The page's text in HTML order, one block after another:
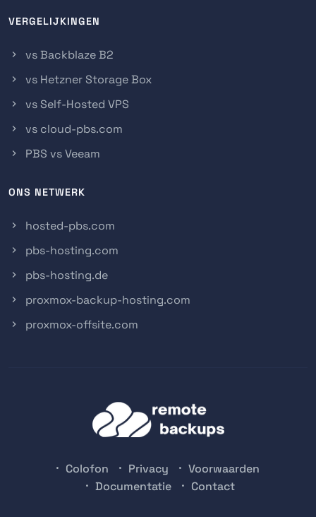
VERGELIJKINGEN
vs Backblaze B2
vs Hetzner Storage Box
vs Self-Hosted VPS
vs cloud-pbs.com
PBS vs Veeam
ONS NETWERK
hosted-pbs.com
pbs-hosting.com
pbs-hosting.de
proxmox-backup-hosting.com
proxmox-offsite.com
Colofon Privacy
Voorwaarden
Documentatie
Contact